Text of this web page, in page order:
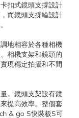
扣式鏡頭支撐設計
而鏡頭支撐輪設計
地相容於各種相機
相機支架和鏡頭的
現穩定拍攝和不間
。鏡頭支架設有鏡
提高效率。整個套
& go S快裝板S可